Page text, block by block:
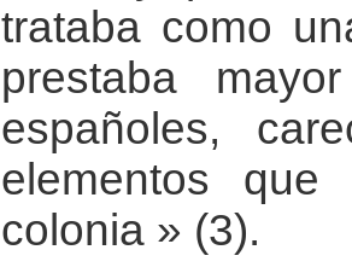
trataba como
prestaba
españoles,
elementos
colonia » (3).